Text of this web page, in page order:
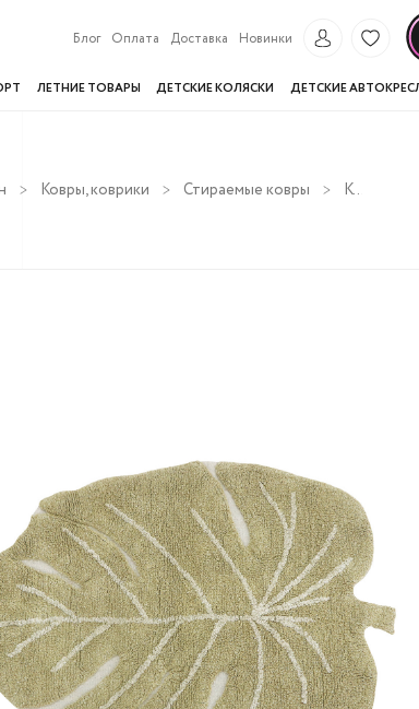
Блог Оплата Доставка Новинки
ЛЕТНИЕ ТОВАРЫ ДЕТСКИЕ КОЛЯСКИ ДЕТСКИЕ
Ковры, коврики Стираемые ковры Ковер Lorena Canals Mini Монстера 75*100